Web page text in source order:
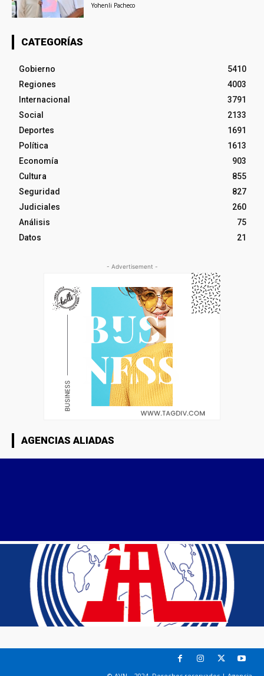
Yohenli Pacheco
CATEGORÍAS
Gobierno
5410
Regiones
4003
Internacional
3791
Social
2133
Deportes
1691
Política
1613
Economía
903
Cultura
855
Seguridad
827
Judiciales
260
Análisis
75
Datos
21
- Advertisement -
AGENCIAS ALIADAS